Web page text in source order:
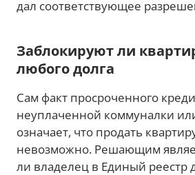
дал соответствующее
Заблокируют ли
любого долга
Сам факт просроченного
неуплаченной коммуналки
означает, что продать
невозможно. Решающим
ли владелец в Единый реестр